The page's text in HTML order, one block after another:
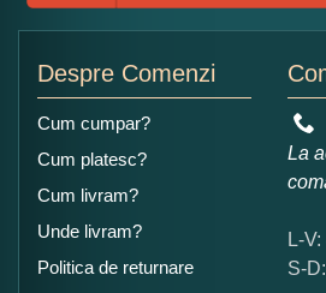
Ce nota acordati acestui
5
Despre Comenzi
Cum cumpar?
Cum platesc?
Cum livram?
Unde livram?
Politica de returnare
La
L-
S-